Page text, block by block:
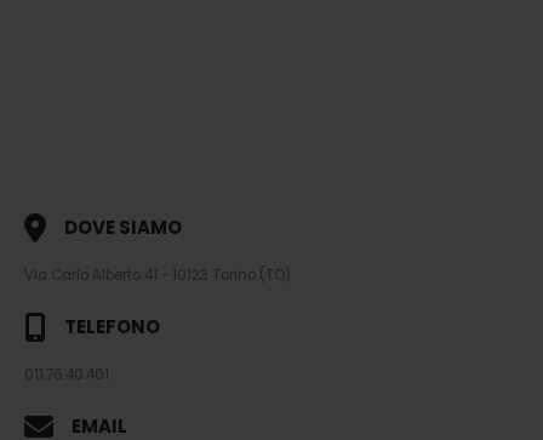
DOVE SIAMO
Via Carlo Alberto 41 - 10123 Torino (TO)
TELEFONO
011.76.40.401
EMAIL